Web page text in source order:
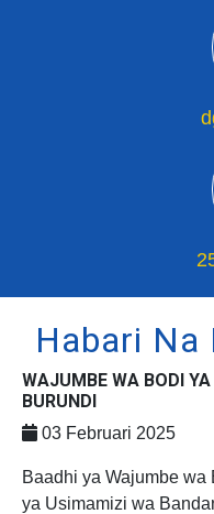
Habari Na
WAJUMBE WA BODI
BURUNDI
03 Februari 2025
Baadhi ya Wajumbe wa
ya Usimamizi wa